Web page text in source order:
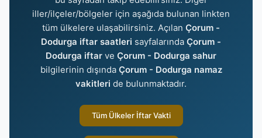
iller/ilçeler/bölgeler için aşağıda bulunan linkten
tüm ülkelere ulaşabilirsiniz. Açılan Çorum -
Dodurga iftar saatleri sayfalarında Çorum -
Dodurga iftar ve Çorum - Dodurga sahur
bilgilerinin dışında Çorum - Dodurga namaz
vakitleri de bulunmaktadır.
Tüm Ülkeler İftar Vakti